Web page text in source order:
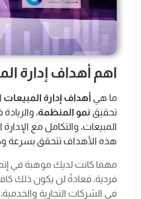
اهم أهداف إدارة
ما هي أهداف إدارة المبيعات
تحقيق نمو المنظمة،
هذه الأهداف تتحقق بسرعة
مهما كانت لديك موهبة في
فردية، فعادةً لن يكون ذلك
في الشركات التجارية